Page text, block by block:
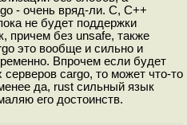
- очень вряд-ли. С, С++
не будет поддержки
причем без unsafe, также
это вообще и сильно и
Впрочем если будет
cargo, то может что-то
да, rust сильный язык
его достоинств.